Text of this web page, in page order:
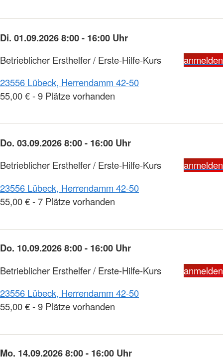
Di. 01.09.2026 8:00 - 16:00 Uhr
Betrieblicher Ersthelfer / Erste-Hilfe-Kurs
anmelden
23556 Lübeck, Herrendamm 42-50
55,00 € - 9 Plätze vorhanden
Do. 03.09.2026 8:00 - 16:00 Uhr
Betrieblicher Ersthelfer / Erste-Hilfe-Kurs
anmelden
23556 Lübeck, Herrendamm 42-50
55,00 € - 7 Plätze vorhanden
Do. 10.09.2026 8:00 - 16:00 Uhr
Betrieblicher Ersthelfer / Erste-Hilfe-Kurs
anmelden
23556 Lübeck, Herrendamm 42-50
55,00 € - 9 Plätze vorhanden
Mo. 14.09.2026 8:00 - 16:00 Uhr